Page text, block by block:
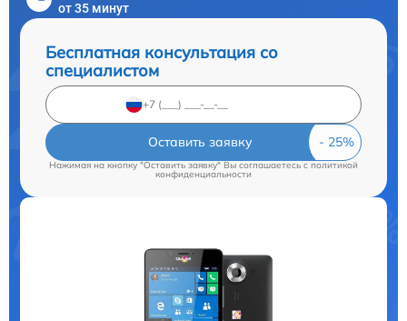
от 35 минут
Бесплатная консультация со
специалистом
Оставить заявку
Нажимая на кнопку "Оставить заявку" Вы соглашаетесь cполитикой
конфиденциальности